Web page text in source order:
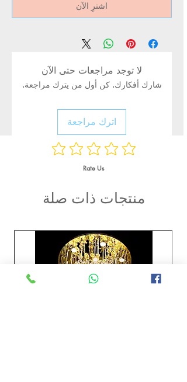
اشترِ الآن
لا توجد مراجعات حتى الآن
شارك أفكارك. كن أول من يترك مراجعة.
اترك مراجعة
Rate Us
منتجات ذات صلة